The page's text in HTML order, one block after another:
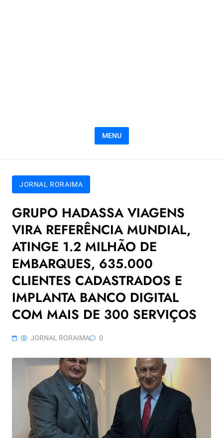
MENU
JORNAL RORAIMA
GRUPO HADASSA VIAGENS
VIRA REFERÊNCIA MUNDIAL,
ATINGE 1.2 MILHÃO DE
EMBARQUES, 635.000
CLIENTES CADASTRADOS E
IMPLANTA BANCO DIGITAL
COM MAIS DE 300 SERVIÇOS
JORNAL RORAIMA 0